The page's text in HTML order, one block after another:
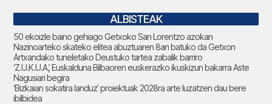
ALBISTEAK
50 ekoizle baino gehiago Getxoko San Lorentzo azokan
Nazinoarteko skateko elitea abuztuaren 8an batuko da Getxon
Artxandako tuneletako Deustuko tartea zabalik barriro
‘Z.U.K.U.A.’, Euskalduna Bilbaoren euskerazko ikuskizun bakarra Aste
Nagusiari begira
‘Bizkaian sokatira landuz’ proiektuak 2028ra arte luzatzen dau bere
ibilbidea